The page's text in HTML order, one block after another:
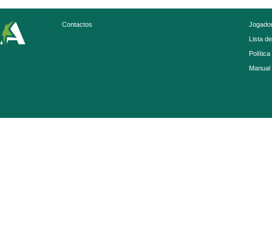
Contactos
Lista
Política